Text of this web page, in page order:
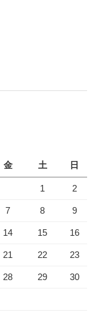
金 土 日
1 2
7 8 9
14 15 16
21 22 23
28 29 30